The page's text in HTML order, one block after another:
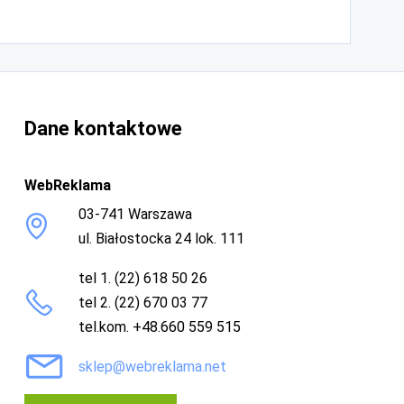
Dane kontaktowe
WebReklama
03-741 Warszawa
ul. Białostocka 24 lok. 111
tel 1. (22) 618 50 26
tel 2. (22) 670 03 77
tel.kom. +48.660 559 515
sklep@webreklama.net